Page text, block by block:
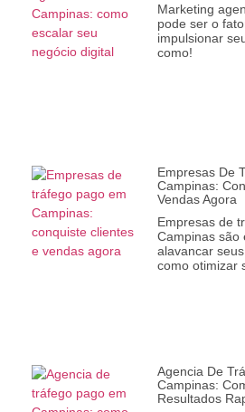
Marketing
pode ser o
impulsionar
como!
Empresas De
Campinas:
Vendas Agora
Empresas de
Campinas são
alavancar
como otimizar
Agencia De
Campinas:
Resultados